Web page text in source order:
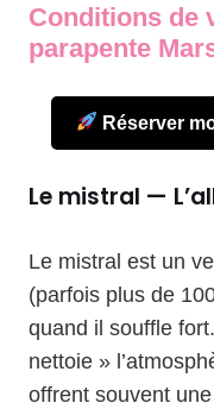
Conditions de
parapente
Réserver
Le mistral —
Le mistral est un
(parfois plus de
quand il souffle
nettoie »
offrent souvent